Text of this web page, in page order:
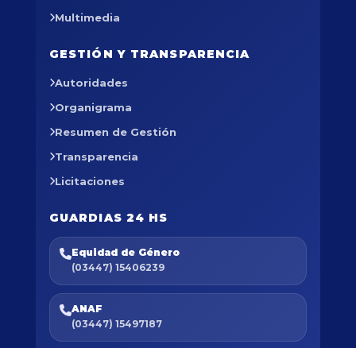
Multimedia
GESTIÓN Y TRANSPARENCIA
Autoridades
Organigrama
Resumen de Gestión
Transparencia
Licitaciones
GUARDIAS 24 HS
Equidad de Género
(03447) 15406239
ANAF
(03447) 15497187